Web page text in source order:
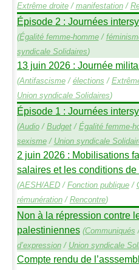
Extrême droite/ manifestation/
Épisode 2 : Journées
(Égalité femme-homme/
syndicale Solidaires)
13 juin 2026 : Journée
(Antifascisme/ élections /
Union syndicale Solidaires)
Épisode 1 : Journées
(Audio/ Budget/ Égalité femme-
sexisme/ Union syndicale
2 juin 2026 : Mobilisations
salaires et les conditions
(AESH/AED/ Fonction publique/
rémunération/ Rencontre)
Non à la répression contre
palestiniennes (Communiqués
d’expression/ Union syndicale
Compte rendu de